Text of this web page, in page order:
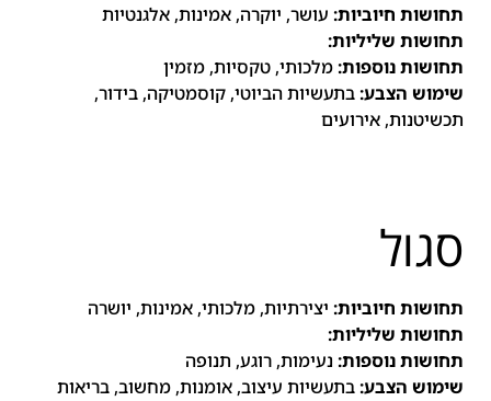
תחושות חיוביות: עושר, יוקרה, אמינות, אלגנטיות
תחושות שליליות:
תחושות נוספות:מלכותי, טקסיות, מזמין
שימוש הצבע:בתעשיות הביוטי, קוסמטיקה, בידור,
תכשיטנות, אירועים
סגול
תחושות חיוביות: יצירתיות, מלכותי, אמינות, יושרה
תחושות שליליות:
תחושות נוספות: נעימות, רוגע, תנופה
שימוש הצבע:בתעשיות עיצוב, אומנות, מחשוב, בריאות